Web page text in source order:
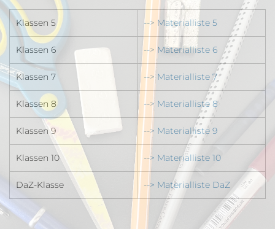
Klassen 5 --> Materialliste 5
Klassen 6 --> Materialliste 6
Klassen 7 --> Materialliste 7
Klassen 8 --> Materialliste 8
Klassen 9 --> Materialliste 9
Klassen 10 --> Materialliste 10
DaZ-Klasse --> Materialliste DaZ